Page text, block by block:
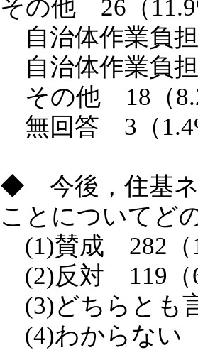
その他 26（
自治体作業負
自治体作業負
その他 18（
無回答 3（
◆ 今後，住基ネ
ことについてど
(1)賛成 282（
(2)反対 119（
(3)どちらとも
(4)わからない